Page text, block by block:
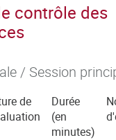
contrôle des
/ Session
de
Durée
(en
minutes)